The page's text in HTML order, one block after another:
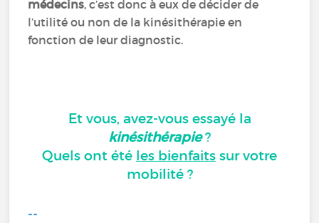
médecins, c’est donc à eux de décider de
l’utilité ou non de la kinésithérapie en
fonction de leur diagnostic.
Et vous, avez-vous essayé la
kinésithérapie?
Quels ont été les bienfaits sur votre
mobilité ?
--